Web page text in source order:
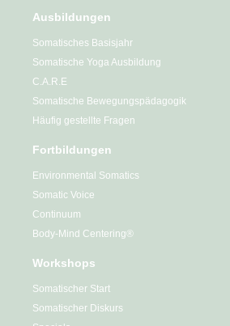
Ausbildungen
Somatisches Basisjahr
Somatische Yoga Ausbildung
C.A.R.E
Somatische Bewegungspädagogik
Häufig gestellte Fragen
Fortbildungen
Environmental Somatics
Somatic Voice
Continuum
Body-Mind Centering®
Workshops
Somatischer Start
Somatischer Diskurs